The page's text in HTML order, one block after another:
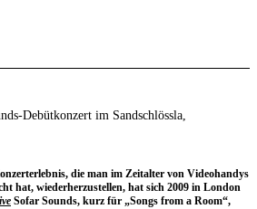
Debütkonzert im Sandschlössla,
die man im Zeit­al­ter von Video­han­dys
hat, wie­der­her­zu­stel­len, hat sich 2009 in Lon­don
Sofar Sounds, kurz für „Songs from a Room“,